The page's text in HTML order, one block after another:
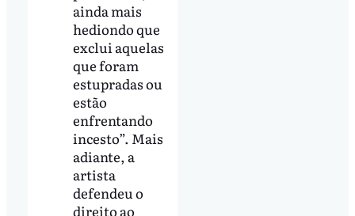
ainda mais
hediondo que
exclui aquelas
que foram
estupradas ou
estão
enfrentando
incesto”. Mais
adiante, a
artista
defendeu o
direito ao